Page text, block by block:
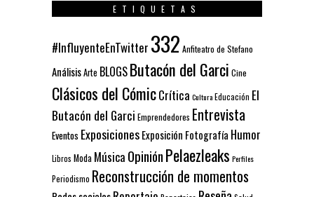
ETIQUETAS
#InfluyenteEnTwitter 332 Anfiteatro de Stefano
AnálisisArte BLOGSButacón del Garci Cine
Clásicos del CómicCrítica CulturaEducación El
Butacón del Garci Emprendedores Entrevista
Eventos ExposicionesExposición Fotografía Humor
Libros Moda Música OpiniónPelaezleaks Perfiles
Periodismo Reconstrucción de momentos